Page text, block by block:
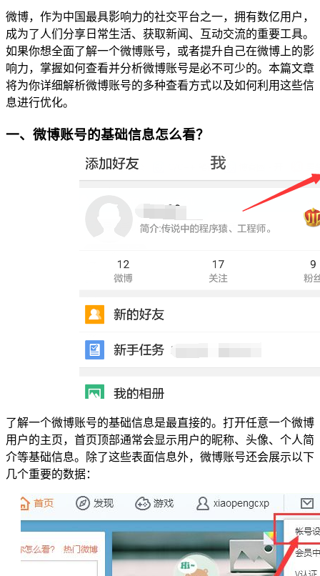
微博，作为中国最具影响力的社交平台之一，拥有数亿用户，
成为了人们分享日常生活、获取新闻、互动交流的重要工具。
如果你想全面了解一个微博账号，或者提升自己在微博上的影
响力，掌握如何查看并分析微博账号是必不可少的。本篇文章
将为你详细解析微博账号的多种查看方式以及如何利用这些信
息进行优化。
一、微博账号的基础信息怎么看？
了解一个微博账号的基础信息是最直接的。打开任意一个微博
用户的主页，首页顶部通常会显示用户的昵称、头像、个人简
介等基础信息。除了这些表面信息外，微博账号还会展示以下
几个重要的数据：